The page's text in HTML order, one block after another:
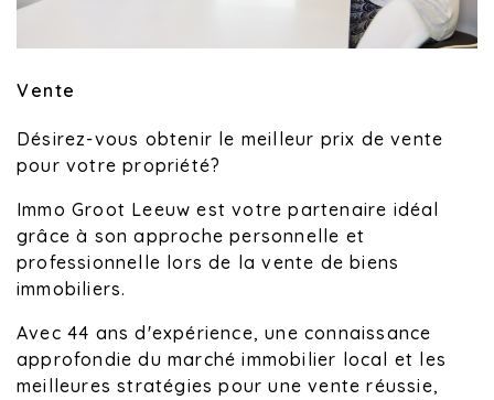
Vente
Désirez-vous obtenir le meilleur prix de vente
pour votre propriété?
Immo Groot Leeuw est votre partenaire idéal
grâce à son approche personnelle et
professionnelle lors de la vente de biens
immobiliers.
Avec 44 ans d'expérience, une connaissance
approfondie du marché immobilier local et les
meilleures stratégies pour une vente réussie,